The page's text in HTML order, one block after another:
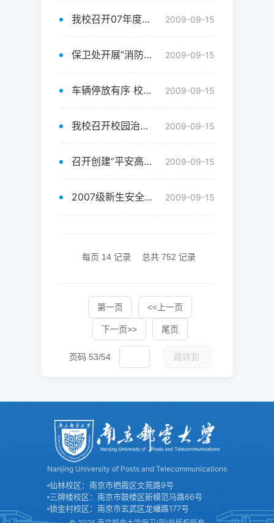
我校召开07年度校园治安综合治理工作总结会议 2009-09-15
保卫处开展“消防安全月”活动 2009-09-15
车辆停放有序 校园秩序井然 2009-09-15
我校召开校园治安综合治理工作会议 2009-09-15
召开创建“平安高校”工作领导小组会议 2009-09-15
2007级新生安全教育大会 2009-09-15
每页 14 记录 总共 752 记录
第一页 <<上一页
下一页>> 尾页
页码 53/54 跳转到
Nanjing University of Posts and Telecommunications
仙林校区：南京市栖霞区文苑路9号
三牌楼校区：南京市鼓楼区新模范马路66号
锁金村校区：南京市玄武区龙蟠路177号